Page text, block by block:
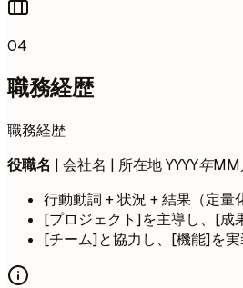
04
職務経歴
職務経歴
役職名 | 会社名 | 所在地YYYY年
行動動詞 + 状況 + 結果（定量
[プロジェクト]を主導し、[成
[チーム]と協力し、[機能]を実